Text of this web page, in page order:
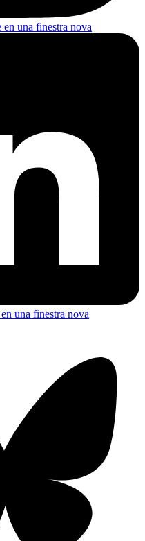
una finestra nova
una finestra nova